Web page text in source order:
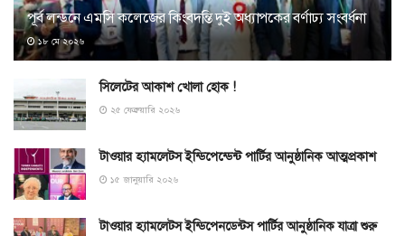
পূর্ব লন্ডনে এমসি কলেজের কিংবদন্তি দুই অধ্যাপকের বর্ণাঢ্য সংবর্ধনা
১৮ মে ২০২৬
সিলেটের আকাশ খোলা হোক !
২৫ ফেব্রুয়ারি ২০২৬
টাওয়ার হ্যামলেটস ইন্ডিপেন্ডেন্ট পার্টির আনুষ্ঠানিক আত্মপ্রকাশ
১৫ জানুয়ারি ২০২৬
টাওয়ার হ্যামলেটস ইন্ডিপেনডেন্টস পার্টির আনুষ্ঠানিক যাত্রা শুরু